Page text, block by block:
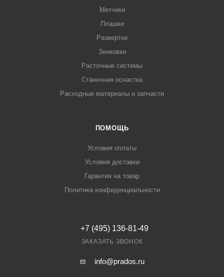
Метчики
Плашки
Развертки
Зенковки
Расточные системы
Станочная оснастка
Расходные материалы и запчасти
ПОМОЩЬ
Условия оплаты
Условия доставки
Гарантия на товар
Политика конфиденциальности
+7 (495) 136-81-49
ЗАКАЗАТЬ ЗВОНОК
info@prados.ru